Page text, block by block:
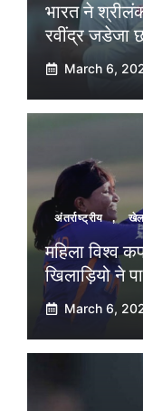
भारत ने
रवींद्र जडेजा
March 6,
अंतर्राष्ट्रीय ,
महिला विश्व
खिलाड़ियो ने
March 6,